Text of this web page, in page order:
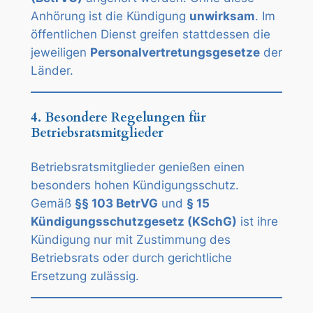
Anhörung ist die Kündigung unwirksam. Im
öffentlichen Dienst greifen stattdessen die
jeweiligen Personalvertretungsgesetzeder
Länder.
4. Besondere Regelungen für
Betriebsratsmitglieder
Betriebsratsmitglieder genießen einen
besonders hohen Kündigungsschutz.
Gemäß §§ 103 BetrVG und § 15
Kündigungsschutzgesetz (KSchG) ist ihre
Kündigung nur mit Zustimmung des
Betriebsrats oder durch gerichtliche
Ersetzung zulässig.